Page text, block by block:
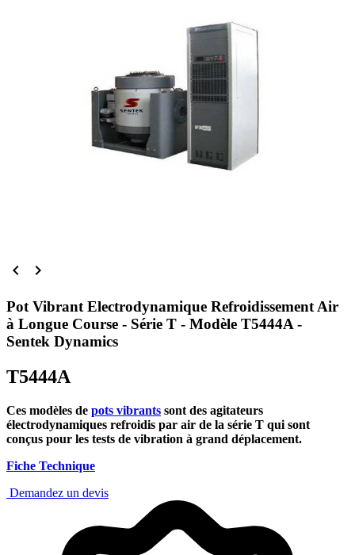
 
Pot Vibrant Electrodynamique Refroidissement Air
à Longue Course - Série T - Modèle T5444A -
Sentek Dynamics
T5444A
Ces modèles de pots vibrants sont des agitateurs
électrodynamiques refroidis par air de la série T qui sont
conçus pour les tests de vibration à grand déplacement.
Fiche Technique
Demandez un devis